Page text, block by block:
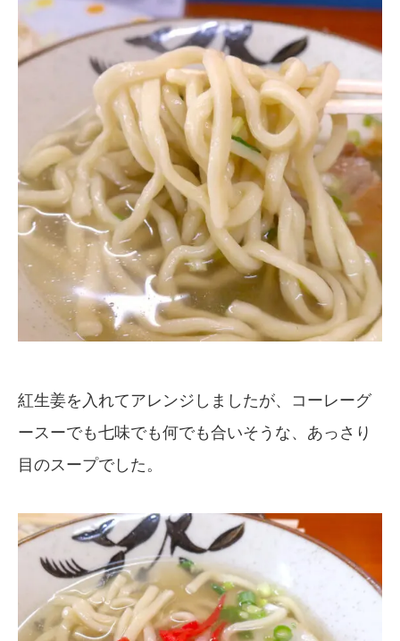
紅生姜を入れてアレンジしましたが、コーレーグ
ースーでも七味でも何でも合いそうな、あっさり
目のスープでした。